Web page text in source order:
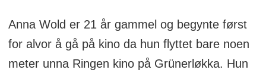
Anna Wold er 21 år gammel og begynte først
for alvor å gå på kino da hun flyttet bare noen
meter unna Ringen kino på Grünerløkka. Hun